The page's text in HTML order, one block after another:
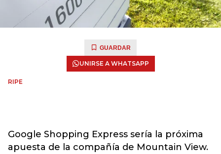
GUARDAR
UNIRSE A WHATSAPP
RIPE
Google Shopping Express sería la próxima
apuesta de la compañía de Mountain View.